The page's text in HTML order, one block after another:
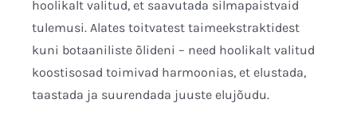
hoolikalt valitud, et saavutada silmapaistvaid
tulemusi. Alates toitvatest taimeekstraktidest
kuni botaaniliste õlideni – need hoolikalt valitud
koostisosad toimivad harmoonias, et elustada,
taastada ja suurendada juuste elujõudu.